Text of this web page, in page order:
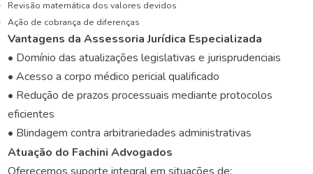
Revisão matemática dos valores devidos
Ação de cobrança de diferenças
Vantagens da Assessoria Jurídica Especializada
• Domínio das atualizações legislativas e jurisprudenciais
• Acesso a corpo médico pericial qualificado
• Redução de prazos processuais mediante protocolos
eficientes
• Blindagem contra arbitrariedades administrativas
Atuação do Fachini Advogados